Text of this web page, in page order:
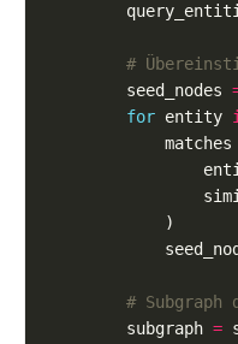
#
        seed_nodes
for entity
            matches
# Subgraph
        subgraph
=